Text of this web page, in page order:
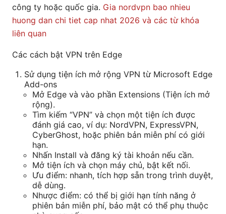
công ty hoặc quốc gia. Gia nordvpn bao nhieu
huong dan chi tiet cap nhat 2026 và các từ khóa
liên quan
Các cách bật VPN trên Edge
Sử dụng tiện ích mở rộng VPN từ Microsoft Edge
Add-ons
Mở Edge và vào phần Extensions (Tiện ích mở
rộng).
Tìm kiếm “VPN” và chọn một tiện ích được
đánh giá cao, ví dụ: NordVPN, ExpressVPN,
CyberGhost, hoặc phiên bản miễn phí có giới
hạn.
Nhấn Install và đăng ký tài khoản nếu cần.
Mở tiện ích và chọn máy chủ, bật kết nối.
Ưu điểm: nhanh, tích hợp sẵn trong trình duyệt,
dễ dùng.
Nhược điểm: có thể bị giới hạn tính năng ở
phiên bản miễn phí, bảo mật có thể phụ thuộc